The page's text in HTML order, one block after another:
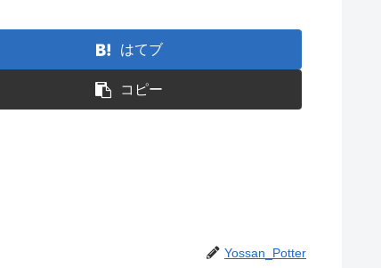
はてブ
コピー
Yossan_Potter